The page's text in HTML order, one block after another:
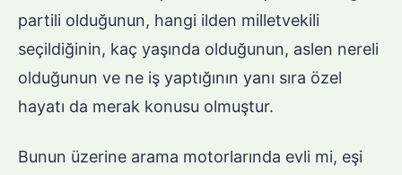
partili olduğunun, hangi ilden milletvekili
seçildiğinin, kaç yaşında olduğunun, aslen nereli
olduğunun ve ne iş yaptığının yanı sıra özel
hayatı da merak konusu olmuştur.
Bunun üzerine arama motorlarında evli mi, eşi